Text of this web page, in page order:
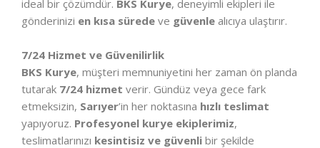
ideal bir çözümdür. BKS Kurye, deneyimli ekipleri ile
gönderinizi en kısa sürede ve güvenle alıcıya ulaştırır.
7/24 Hizmet ve Güvenilirlik
BKS Kurye, müşteri memnuniyetini her zaman ön planda
tutarak 7/24 hizmet verir. Gündüz veya gece fark
etmeksizin, Sarıyer’in her noktasına hızlı teslimat
yapıyoruz. Profesyonel kurye ekiplerimiz,
teslimatlarınızı kesintisiz ve güvenli bir şekilde